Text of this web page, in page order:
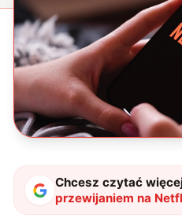
Chcesz czytać
przewijaniem na
już dostępna"?